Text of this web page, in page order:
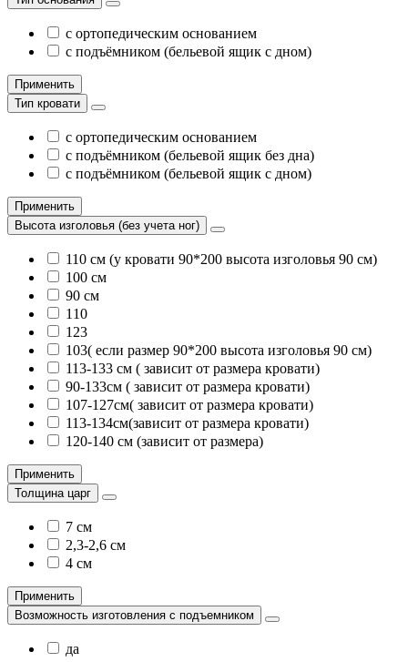
с ортопедическим основанием
с подъёмником (бельевой ящик с дном)
Применить
Тип кровати
с ортопедическим основанием
с подъёмником (бельевой ящик без дна)
с подъёмником (бельевой ящик с дном)
Применить
Высота изголовья (без учета ног)
110 см (у кровати 90*200 высота изголовья 90 см)
100 см
90 см
110
123
103( если размер 90*200 высота изголовья 90 см)
113-133 см ( зависит от размера кровати)
90-133см ( зависит от размера кровати)
107-127см( зависит от размера кровати)
113-134см(зависит от размера кровати)
120-140 см (зависит от размера)
Применить
Толщина царг
7 см
2,3-2,6 см
4 см
Применить
Возможность изготовления с подъемником
да